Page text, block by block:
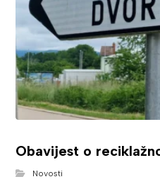
Obavijest o
Novosti